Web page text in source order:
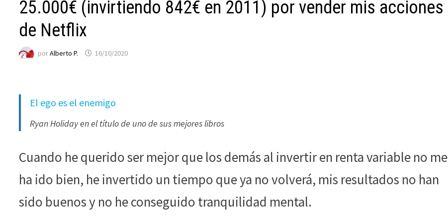
25.000€ (invirtiendo 842€ en 2011) por vender mis acciones
de Netflix
porAlberto P. 16/10/2020
El ego es el enemigo
Ryan Holiday en el título de uno de sus mejores libros
Cuando he querido ser mejor que los demás al invertir en renta variable no me
ha ido bien, he invertido un tiempo que ya no volverá, mis resultados no han
sido buenos y no he conseguido tranquilidad mental.
web.
Estadísticas
Para que
funcionalidad
y estructura
base a cómo
Experiencia
Para que
nuestra web